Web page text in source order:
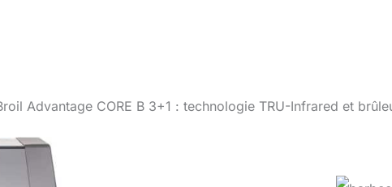
Advantage CORE B 3+1 : technologie TRU-Infrared et